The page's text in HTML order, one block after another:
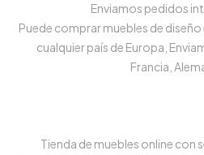
Enviamos pedidos
Puede comprar muebles de
cualquier país de Europa,
Francia,
Tienda de muebles online con